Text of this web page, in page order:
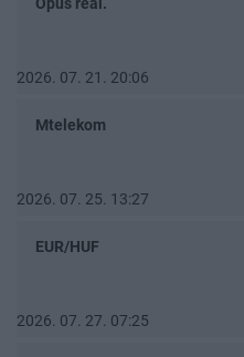
2026. 07. 21. 20:06
Mtelekom
2026. 07. 25. 13:27
EUR/HUF
2026. 07. 27. 07:25